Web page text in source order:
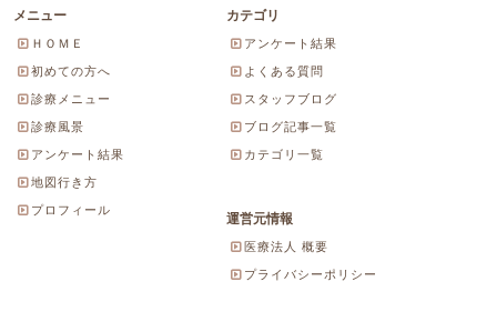
メニュー
ＨＯＭＥ
初めての方へ
診療メニュー
診療風景
アンケート結果
地図行き方
プロフィール
カテゴリ
アンケート結果
よくある質問
スタッフブログ
ブログ記事一覧
カテゴリ一覧
運営元情報
医療法人 概要
プライバシーポリシー